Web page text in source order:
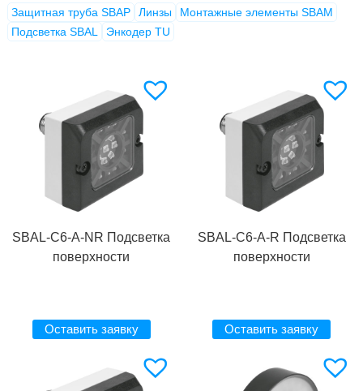
Защитная труба SBAP Линзы
Монтажные элементы SBAM
Подсветка SBAL
Энкодер TU
SBAL-C6-A-NR Подсветка
поверхности
Оставить заявку
SBAL-C6-A-R Подсветка
поверхности
Оставить заявку